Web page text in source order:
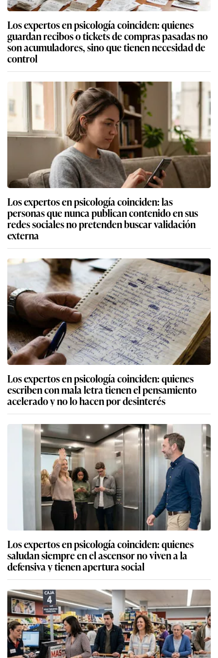
Los expertos en psicología coinciden: quienes
guardan recibos o tickets de compras pasadas no
son acumuladores, sino que tienen necesidad de
control
Los expertos en psicología coinciden: las
personas que nunca publican contenido en sus
redes sociales no pretenden buscar validación
externa
Los expertos en psicología coinciden: quienes
escriben con mala letra tienen el pensamiento
acelerado y no lo hacen por desinterés
Los expertos en psicología coinciden: quienes
saludan siempre en el ascensor no viven a la
defensiva y tienen apertura social